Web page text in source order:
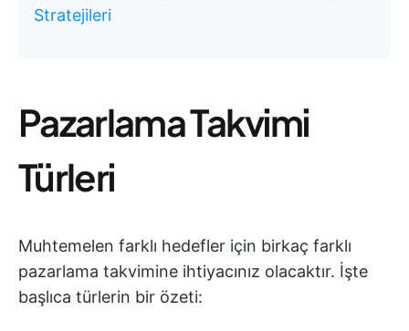
Stratejileri
Pazarlama Takvimi
Türleri
Muhtemelen farklı hedefler için birkaç farklı
pazarlama takvimine ihtiyacınız olacaktır. İşte
başlıca türlerin bir özeti: